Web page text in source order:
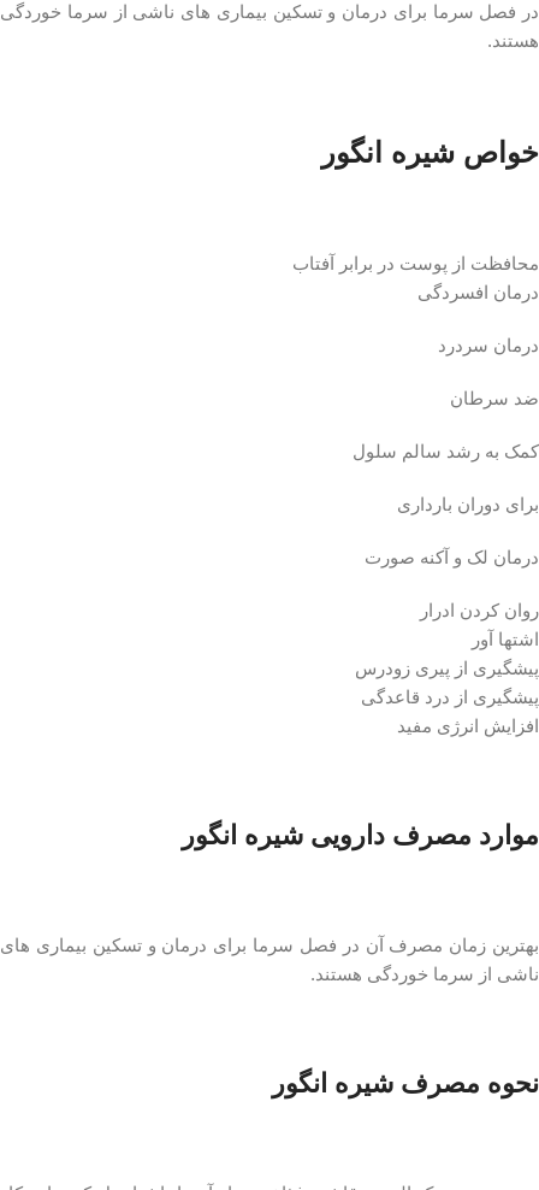
در فصل سرما برای درمان و تسکین بیماری های ناشی از سرما خوردگی
هستند.
خواص شیره انگور
محافظت از پوست در برابر آفتاب
درمان افسردگی
درمان سردرد
ضد سرطان
کمک به رشد سالم سلول
برای دوران بارداری
درمان لک و آکنه صورت
روان کردن ادرار
اشتها آور
پیشگیری از پیری زودرس
پیشگیری از درد قاعدگی
افزایش انرژی مفید
موارد مصرف دارویی شیره انگور
بهترین زمان مصرف آن در فصل سرما برای درمان و تسکین بیماری های
ناشی از سرما خوردگی هستند.
نحوه مصرف شیره انگور